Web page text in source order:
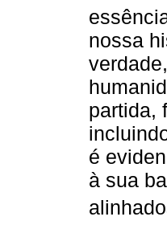
nossa
partida,
é
à sua